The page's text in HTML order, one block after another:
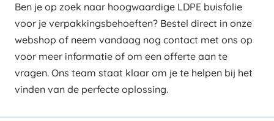
Ben je op zoek naar hoogwaardige LDPE buisfolie
voor je verpakkingsbehoeften? Bestel direct in onze
webshop of neem vandaag nog contact met ons op
voor meer informatie of om een offerte aan te
vragen. Ons team staat klaar om je te helpen bij het
vinden van de perfecte oplossing.